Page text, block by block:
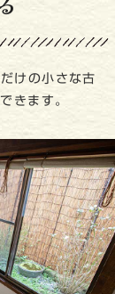
けの小さな古
きます。